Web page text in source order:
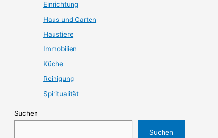
Einrichtung
Haus und Garten
Haustiere
Immobilien
Küche
Reinigung
Spiritualität
Suchen
Suchen